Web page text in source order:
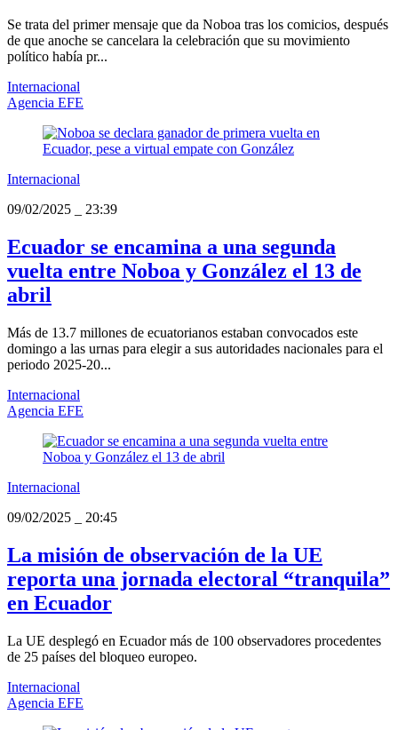
Se trata del primer mensaje que da Noboa tras los comicios, después
de que anoche se cancelara la celebración que su movimiento
político había pr...
Internacional
Agencia EFE
Internacional
09/02/2025
23:39
Ecuador se encamina a una segunda
vuelta entre Noboa y González el 13 de
abril
Más de 13.7 millones de ecuatorianos estaban convocados este
domingo a las urnas para elegir a sus autoridades nacionales para el
periodo 2025-20...
Internacional
Agencia EFE
Internacional
09/02/2025
20:45
La misión de observación de la UE
reporta una jornada electoral “tranquila”
en Ecuador
La UE desplegó en Ecuador más de 100 observadores procedentes
de 25 países del bloqueo europeo.
Internacional
Agencia EFE